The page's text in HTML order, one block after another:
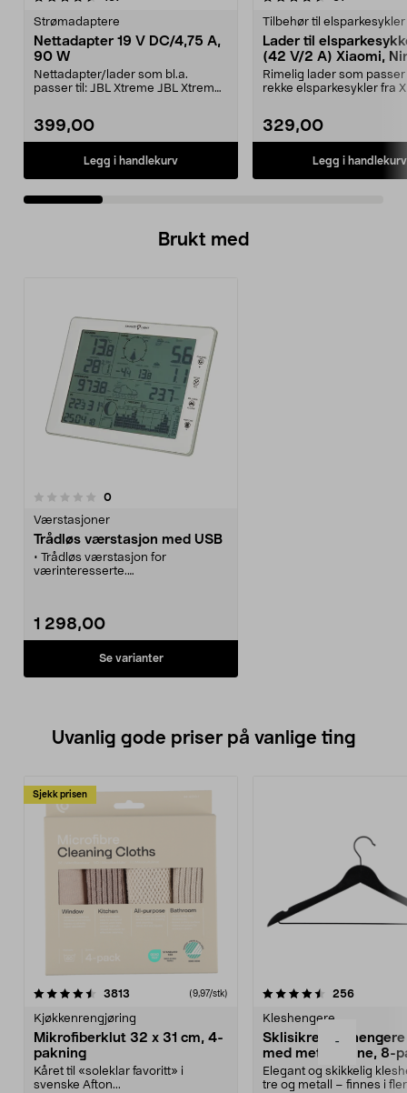
-
Strømadaptere
Nettadapter 19 V DC/4,75 A,
90 W
Nettadapter/lader som bl.a.
passer til: JBL Xtreme JBL Xtreme
399,00
Legg i handlekurv
Tilbehør til elsparkesykler
Lader til
(42 V/2 A) Xiaomi,
E-Way mfl.
Rimelig lader som passer
rekke elsparkesykler fra
329,00
Legg i handlekurv
Brukt med
0anmeldelser
Værstasjoner
Trådløs værstasjon med USB
• Trådløs værstasjon for
værinteresserte.
skifter farge etter temperaturen.
• USB-kobling for visning og
analyse av værdata på PC.
1 298,00
Se varianter
Uvanlig gode priser på vanlige ting
Sjekk prisen
3813 anmeldelser(9,97/stk)
Kjøkkenrengjøring
Mikrofiberklut 32 x 31 cm, 4-
pakning
Kåret til «soleklar favoritt» i
svenske Afton...
4.5av 5 stjerner 256
Kleshengere
Sklisikre
med metallpinne, 8-
Elegant og skikkelig
tre og metall – finnes i
4.5av 5 stjerner